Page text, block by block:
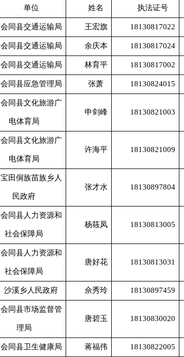
单位 姓名 执法证号
会同县交通运输局 王宏旗 18130817022
会同县交通运输局 余庆本 18130817024
会同县交通运输局 林育平 18130817002
会同县应急管理局 张萧 18130824015
会同县文化旅游广
电体育局
申剑峰 18130821003
会同县文化旅游广
电体育局
许海平 18130821009
宝田侗族苗族乡人
民政府
张才水 18130897804
会同县人力资源和
社会保障局
杨筱凤 18130813005
会同县人力资源和
社会保障局
唐好花 18130813031
沙溪乡人民政府 佘秀玲 18130897459
会同县市场监督管
理局
唐碧玉 18130830020
会同县卫生健康局 蒋福伟 18130822005